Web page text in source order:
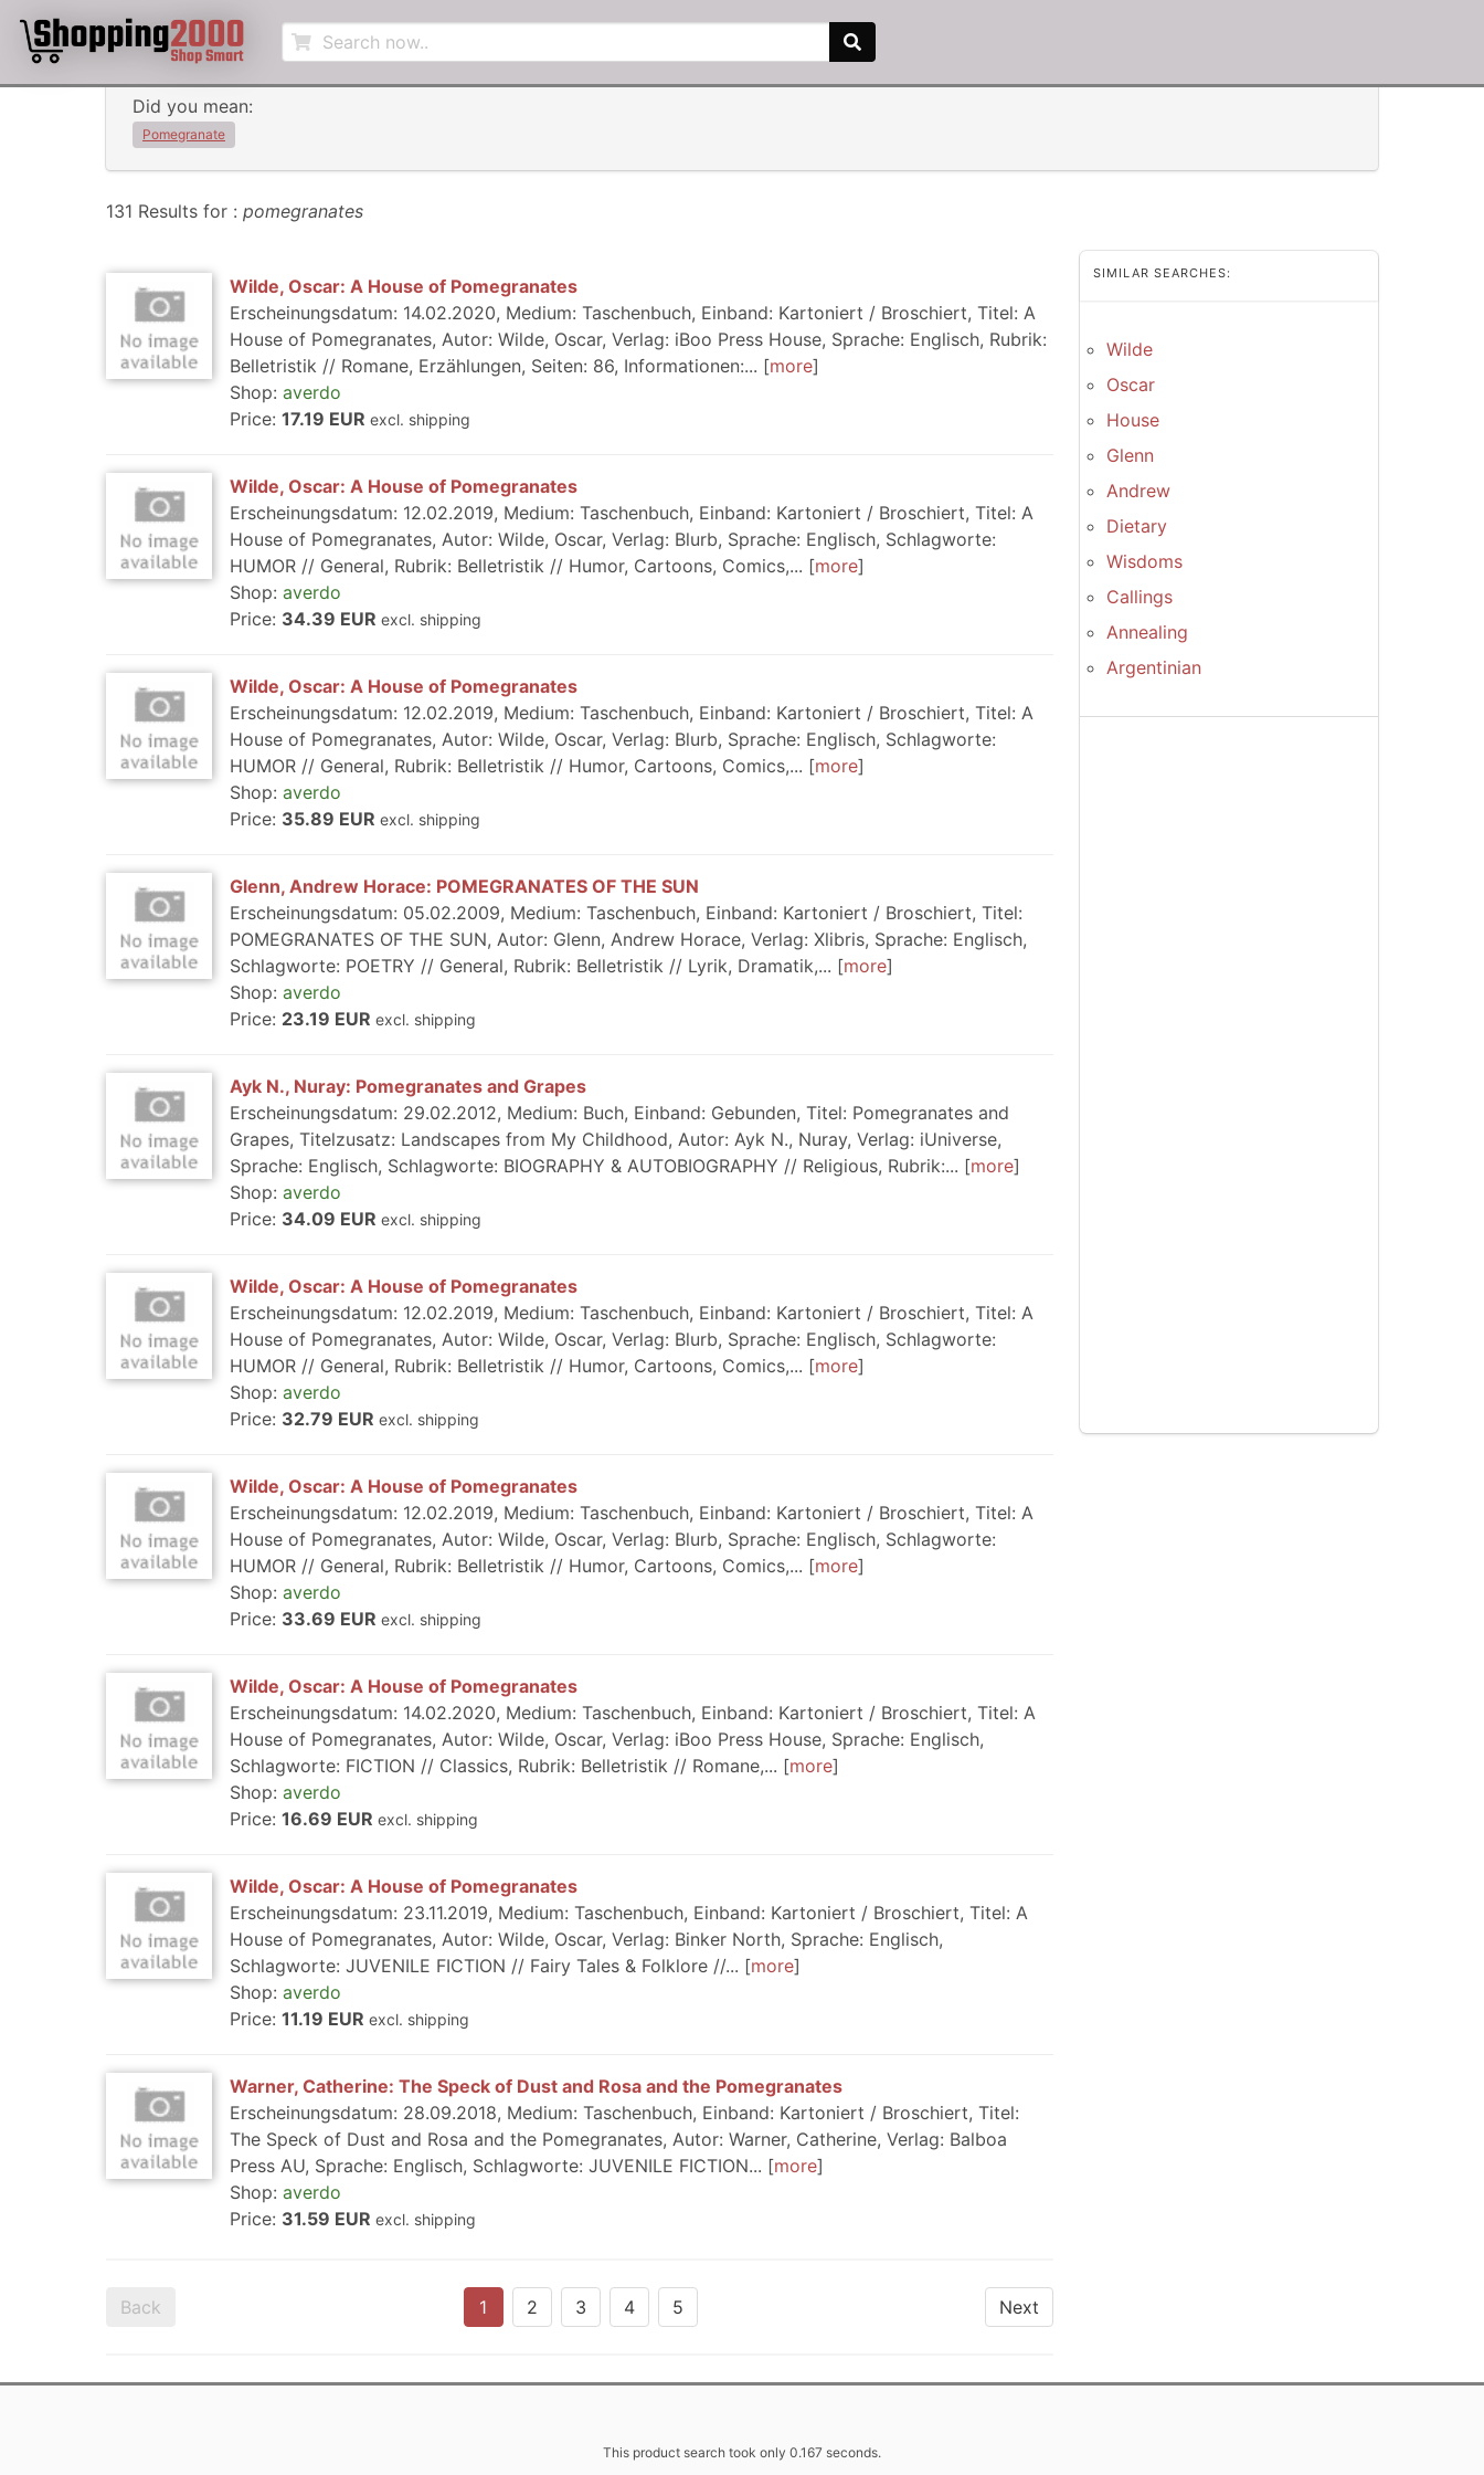
Did you mean:
Pomegranate
131 Results for : pomegranates
Wilde, Oscar: A House of Pomegranates
Erscheinungsdatum: 14.02.2020, Medium: Taschenbuch, Einband: Kartoniert / Broschiert, Titel: A
House of Pomegranates, Autor: Wilde, Oscar, Verlag: iBoo Press House, Sprache: Englisch, Rubrik:
Belletristik // Romane, Erzählungen, Seiten: 86, Informationen:...
more
Shop: averdo
Price: 17.19 EUR excl. shipping
Wilde, Oscar: A House of Pomegranates
Erscheinungsdatum: 12.02.2019, Medium: Taschenbuch, Einband: Kartoniert / Broschiert, Titel: A
House of Pomegranates, Autor: Wilde, Oscar, Verlag: Blurb, Sprache: Englisch, Schlagworte:
HUMOR // General, Rubrik: Belletristik // Humor, Cartoons, Comics,...
more
Shop: averdo
Price: 34.39 EUR excl. shipping
Wilde, Oscar: A House of Pomegranates
Erscheinungsdatum: 12.02.2019, Medium: Taschenbuch, Einband: Kartoniert / Broschiert, Titel: A
House of Pomegranates, Autor: Wilde, Oscar, Verlag: Blurb, Sprache: Englisch, Schlagworte:
HUMOR // General, Rubrik: Belletristik // Humor, Cartoons, Comics,...
more
Shop: averdo
Price: 35.89 EUR excl. shipping
Glenn, Andrew Horace: POMEGRANATES OF THE SUN
Erscheinungsdatum: 05.02.2009, Medium: Taschenbuch, Einband: Kartoniert / Broschiert, Titel:
POMEGRANATES OF THE SUN, Autor: Glenn, Andrew Horace, Verlag: Xlibris, Sprache: Englisch,
Schlagworte: POETRY // General, Rubrik: Belletristik // Lyrik, Dramatik,...
more
Shop: averdo
Price: 23.19 EUR excl. shipping
Ayk N., Nuray: Pomegranates and Grapes
Erscheinungsdatum: 29.02.2012, Medium: Buch, Einband: Gebunden, Titel: Pomegranates and
Grapes, Titelzusatz: Landscapes from My Childhood, Autor: Ayk N., Nuray, Verlag: iUniverse,
Sprache: Englisch, Schlagworte: BIOGRAPHY & AUTOBIOGRAPHY // Religious, Rubrik:...
more
Shop: averdo
Price: 34.09 EUR excl. shipping
Wilde, Oscar: A House of Pomegranates
Erscheinungsdatum: 12.02.2019, Medium: Taschenbuch, Einband: Kartoniert / Broschiert, Titel: A
House of Pomegranates, Autor: Wilde, Oscar, Verlag: Blurb, Sprache: Englisch, Schlagworte:
HUMOR // General, Rubrik: Belletristik // Humor, Cartoons, Comics,...
more
Shop: averdo
Price: 32.79 EUR excl. shipping
Wilde, Oscar: A House of Pomegranates
Erscheinungsdatum: 12.02.2019, Medium: Taschenbuch, Einband: Kartoniert / Broschiert, Titel: A
House of Pomegranates, Autor: Wilde, Oscar, Verlag: Blurb, Sprache: Englisch, Schlagworte:
HUMOR // General, Rubrik: Belletristik // Humor, Cartoons, Comics,...
more
Shop: averdo
Price: 33.69 EUR excl. shipping
Wilde, Oscar: A House of Pomegranates
Erscheinungsdatum: 14.02.2020, Medium: Taschenbuch, Einband: Kartoniert / Broschiert, Titel: A
House of Pomegranates, Autor: Wilde, Oscar, Verlag: iBoo Press House, Sprache: Englisch,
Schlagworte: FICTION // Classics, Rubrik: Belletristik // Romane,...
more
Shop: averdo
Price: 16.69 EUR excl. shipping
Wilde, Oscar: A House of Pomegranates
Erscheinungsdatum: 23.11.2019, Medium: Taschenbuch, Einband: Kartoniert / Broschiert, Titel: A
House of Pomegranates, Autor: Wilde, Oscar, Verlag: Binker North, Sprache: Englisch,
Schlagworte: JUVENILE FICTION // Fairy Tales & Folklore //...
more
Shop: averdo
Price: 11.19 EUR excl. shipping
Warner, Catherine: The Speck of Dust and Rosa and the Pomegranates
Erscheinungsdatum: 28.09.2018, Medium: Taschenbuch, Einband: Kartoniert / Broschiert, Titel:
The Speck of Dust and Rosa and the Pomegranates, Autor: Warner, Catherine, Verlag: Balboa
Press AU, Sprache: Englisch, Schlagworte: JUVENILE FICTION...
more
Shop: averdo
Price: 31.59 EUR excl. shipping
Back Next
1 2 3 4 5
SIMILAR SEARCHES:
Wilde
Oscar
House
Glenn
Andrew
Dietary
Wisdoms
Callings
Annealing
Argentinian
This product search took only 0.167 seconds.